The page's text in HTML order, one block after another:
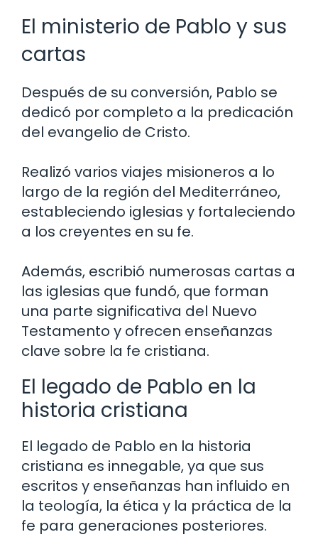
El ministerio de Pablo y sus
cartas
Después de su conversión, Pablo se
dedicó por completo a la predicación
del evangelio de Cristo.
Realizó varios viajes misioneros a lo
largo de la región del Mediterráneo,
estableciendo iglesias y fortaleciendo
a los creyentes en su fe.
Además, escribió numerosas cartas a
las iglesias que fundó, que forman
una parte significativa del Nuevo
Testamento y ofrecen enseñanzas
clave sobre la fe cristiana.
El legado de Pablo en la
historia cristiana
El legado de Pablo en la historia
cristiana es innegable, ya que sus
escritos y enseñanzas han influido en
la teología, la ética y la práctica de la
fe para generaciones posteriores.